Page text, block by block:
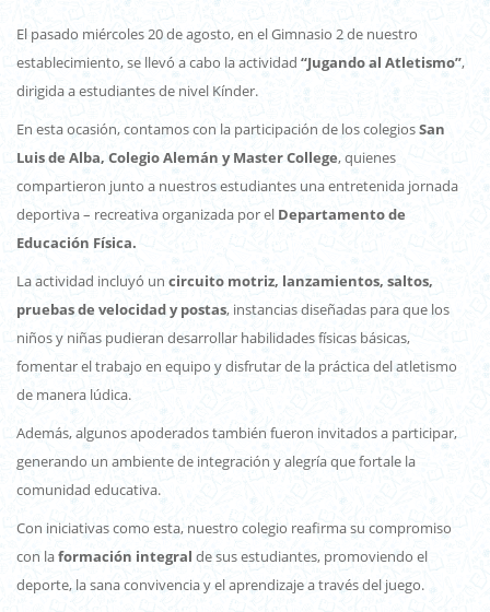
El pasado miércoles 20 de agosto, en el Gimnasio 2 de nuestro
establecimiento, se llevó a cabo la actividad “Jugando al Atletismo”,
dirigida a estudiantes de nivel Kínder.
En esta ocasión, contamos con la participación de los colegiosSan
Luis de Alba, Colegio Alemán y Master College, quienes
compartieron junto a nuestros estudiantes una entretenida jornada
deportiva – recreativa organizada por el Departamento de
Educación Física.
La actividad incluyó un circuito motriz, lanzamientos, saltos,
pruebas de velocidad y postas, instancias diseñadas para que los
niños y niñas pudieran desarrollar habilidades físicas básicas,
fomentar el trabajo en equipo y disfrutar de la práctica del atletismo
de manera lúdica.
Además, algunos apoderados también fueron invitados a participar,
generando un ambiente de integración y alegría que fortale la
comunidad educativa.
Con iniciativas como esta, nuestro colegio reafirma su compromiso
con laformación integral de sus estudiantes, promoviendo el
deporte, la sana convivencia y el aprendizaje a través del juego.